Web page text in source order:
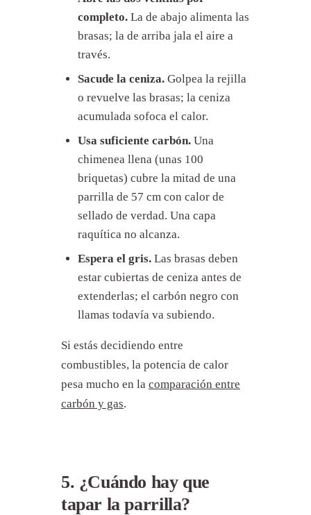
8. Adivinar el punto en vez de
9. Poner la comida húmeda en la
11. Cortar la carne sin reposo
12. Asar sobre una rejilla sucia
¿Cómo salvar un asado que va
Qué sí y qué no en la parrilla
completo. La de abajo alimenta las
brasas; la de arriba jala el aire a
través.
Sacude la ceniza. Golpea la rejilla
o revuelve las brasas; la ceniza
acumulada sofoca el calor.
Usa suficiente carbón. Una
chimenea llena (unas 100
briquetas) cubre la mitad de una
parrilla de 57 cm con calor de
sellado de verdad. Una capa
raquítica no alcanza.
Espera el gris. Las brasas deben
estar cubiertas de ceniza antes de
extenderlas; el carbón negro con
llamas todavía va subiendo.
Si estás decidiendo entre
combustibles, la potencia de calor
pesa mucho en la comparación entre
carbón y gas.
5. ¿Cuándo hay que
tapar la parrilla?